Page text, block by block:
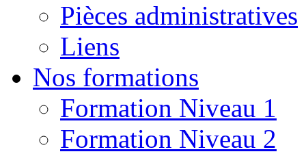
Pièces administratives
Liens
Nos formations
Formation Niveau 1
Formation Niveau 2